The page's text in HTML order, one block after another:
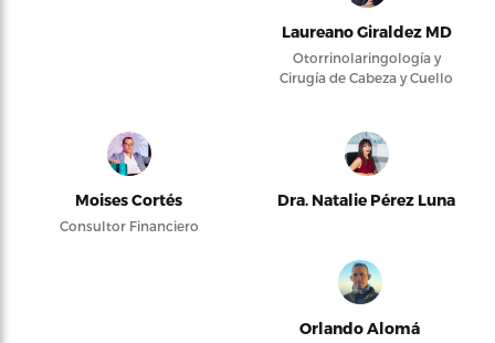
Laureano Giraldez MD
Otorrinolaringología y
Cirugía de Cabeza y Cuello
Moises Cortés
Consultor Financiero
Dra. Natalie Pérez Luna
Orlando Alomá